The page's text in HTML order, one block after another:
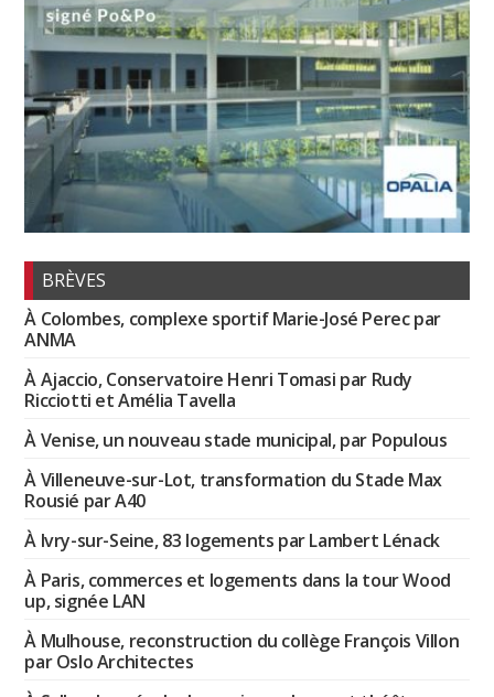
BRÈVES
À Colombes, complexe sportif Marie-José Perec par
ANMA
À Ajaccio, Conservatoire Henri Tomasi par Rudy
Ricciotti et Amélia Tavella
À Venise, un nouveau stade municipal, par Populous
À Villeneuve-sur-Lot, transformation du Stade Max
Rousié par A40
À Ivry-sur-Seine, 83 logements par Lambert Lénack
À Paris, commerces et logements dans la tour Wood
up, signée LAN
À Mulhouse, reconstruction du collège François Villon
par Oslo Architectes